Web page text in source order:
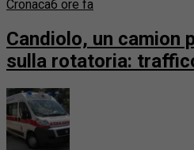
Cronaca6 ore fa
Candiolo, un camion
sulla rotatoria: